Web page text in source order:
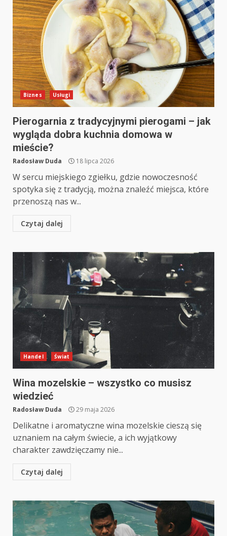
Biznes Usługi
Pierogarnia z tradycyjnymi pierogami – jak
wygląda dobra kuchnia domowa w
mieście?
Radosław Duda 18 lipca 2026
W sercu miejskiego zgiełku, gdzie nowoczesność
spotyka się z tradycją, można znaleźć miejsca, które
przenoszą nas w...
Czytaj dalej
Handel Świat
Wina mozelskie – wszystko co musisz
wiedzieć
Radosław Duda 29 maja 2026
Delikatne i aromatyczne wina mozelskie cieszą się
uznaniem na całym świecie, a ich wyjątkowy
charakter zawdzięczamy nie...
Czytaj dalej